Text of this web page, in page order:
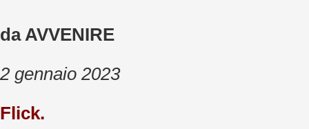
da AVVENIRE
2 gennaio 2023
Flick.